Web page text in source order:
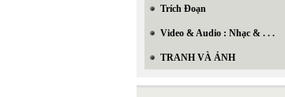
Trích Đoạn
Video & Audio : Nhạc & . . .
TRANH VÀ ẢNH